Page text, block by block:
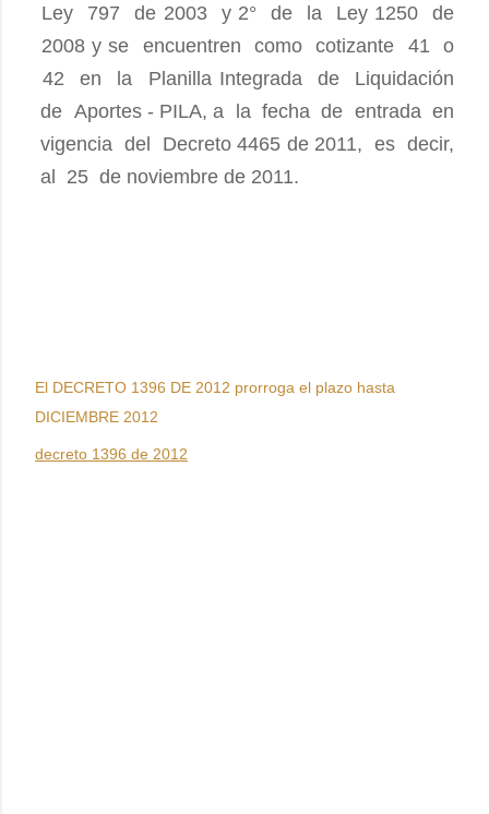
Ley 797 de 2003 y 2° de la Ley 1250 de
2008 y se encuentren como cotizante 41 o
42 en la Planilla Integrada de Liquidación
de Aportes - PILA, a la fecha de entrada en
vigencia del Decreto 4465 de 2011, es decir,
al 25 de noviembre de 2011.
El DECRETO 1396 DE 2012 prorroga el plazo hasta
DICIEMBRE 2012
decreto 1396 de 2012